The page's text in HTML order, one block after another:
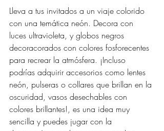
Lleva a tus invitados a un viaje colorido
con una temática neón. Decora con
luces ultravioleta, y globos negros
decoracorados con colores fosforecentes
para recrear la atmósfera. ¡Incluso
podrías adquirir accesorios como lentes
neón, pulseras o collares que brillan en la
oscuridad, vasos desechables con
colores brillantes!, es una idea muy
sencilla y puedes jugar con la